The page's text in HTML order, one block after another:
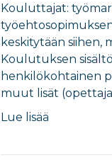
Kouluttajat:
keskitytään siihen,
Koulutuksen
henkilökohtainen
muut lisät
Lue lisää